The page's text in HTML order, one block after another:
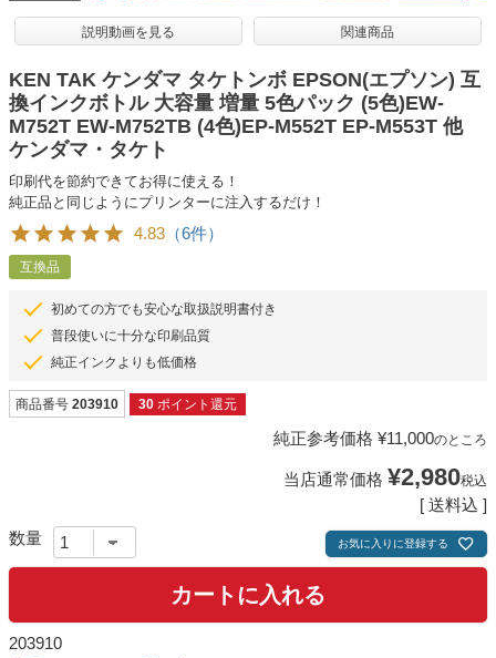
会員専用商品
説明書ダウンロード
説明動画を見る 関連商品
KEN TAK ケンダマ タケトンボ EPSON(エプソン) 互
換インクボトル 大容量 増量 5色パック (5色)EW-
M752T EW-M752TB (4色)EP-M552T EP-M553T 他
ケンダマ・タケト
印刷代を節約できてお得に使える！
純正品と同じようにプリンターに注入するだけ！
4.83 （6件）
互換品
初めての方でも安心な取扱説明書付き
普段使いに十分な印刷品質
純正インクよりも低価格
商品番号 203910 30 ポイント還元
純正参考価格 ¥11,000のところ
当店通常価格 ¥2,980税込
送料込
お気に入りに登録する
カートに入れる
203910